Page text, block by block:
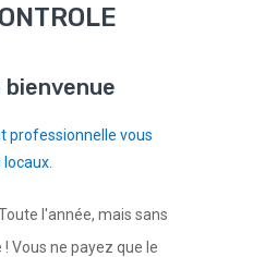
professionnelle vous
l'année, mais sans
Vous ne payez que le